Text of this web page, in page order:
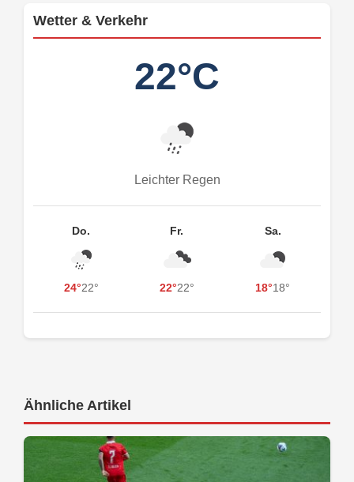
Wetter & Verkehr
22°C
Leichter Regen
Do.
24°22°
Fr.
22°22°
Sa.
18°18°
Ähnliche Artikel